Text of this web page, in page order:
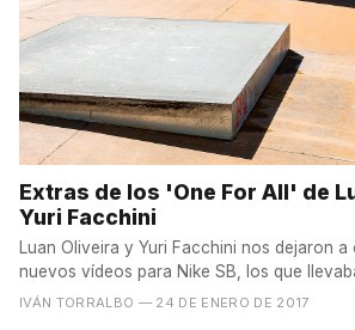
Extras de los 'One For All' de
Yuri Facchini
Luan Oliveira y Yuri Facchini nos dejaron
nuevos vídeos para Nike SB, los que
IVÁN TORRALBO — 24 DE ENERO DE 2017